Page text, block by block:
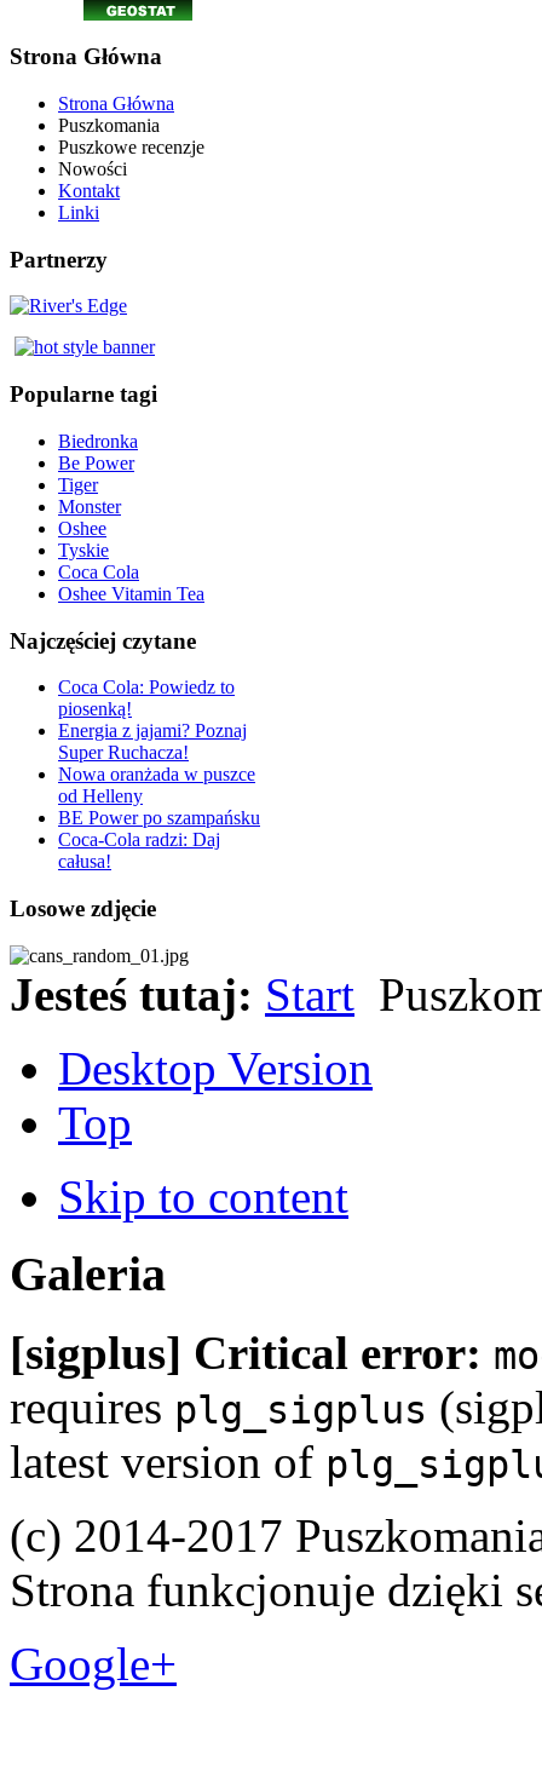
Strona Główna
Strona Główna
Puszkomania
Puszkowe recenzje
Nowości
Kontakt
Linki
Partnerzy
Popularne tagi
Biedronka
Be Power
Tiger
Monster
Oshee
Tyskie
Coca Cola
Oshee Vitamin Tea
Najczęściej czytane
Coca Cola: Powiedz to
piosenką!
Energia z jajami? Poznaj
Super Ruchacza!
Nowa oranżada w puszce
od Helleny
BE Power po szampańsku
Coca-Cola radzi: Daj
całusa!
Losowe zdjęcie
Jesteś tutaj: Start
Desktop Version
Top
Skip to content
Galeria
[sigplus] Critical error:
requires plg_sigplus
latest version of
(c) 2014-2017
Strona funkcjonuje dzięki
Google+